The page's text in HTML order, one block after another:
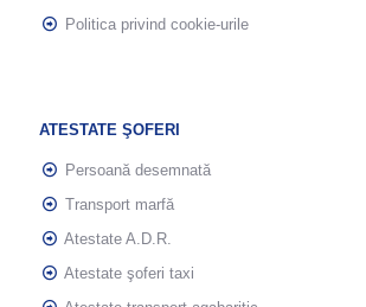
Politica privind cookie-urile
ATESTATE ŞOFERI
Persoană desemnată
Transport marfă
Atestate A.D.R.
Atestate şoferi taxi